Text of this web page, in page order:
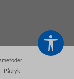
Påtryk
Vis